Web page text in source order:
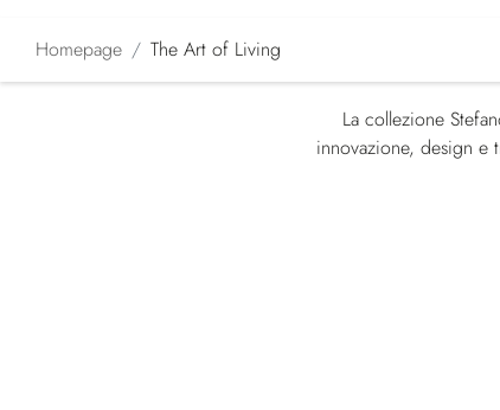
Homepage The Art of Living
La collezione
innovazione, design e